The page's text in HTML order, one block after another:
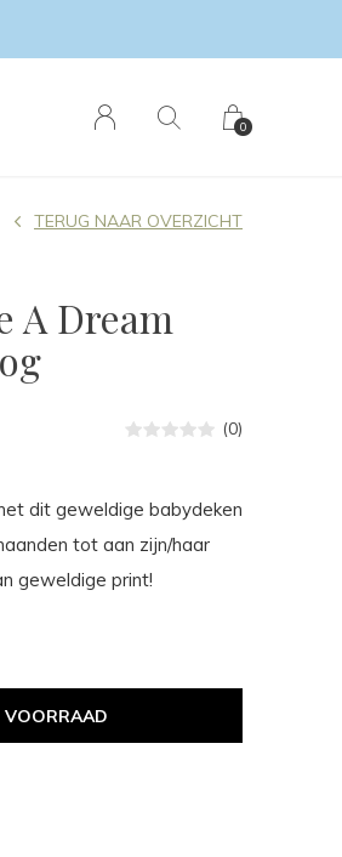
0
A Dream
TERUG NAAR OVERZICHT
(0)
dit geweldige babydeken
tot aan zijn/haar
geweldige print!
VOORRAAD